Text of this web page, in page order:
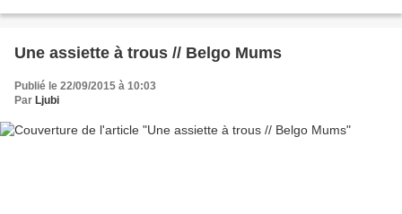
Une assiette à trous // Belgo Mums
Publié le 22/09/2015 à 10:03
Par Ljubi